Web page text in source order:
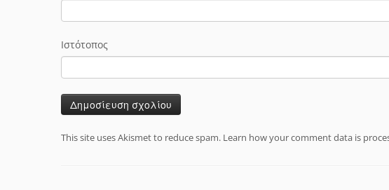
Ιστότοπος
This site uses Akismet to reduce spam. Learn how your comment data is